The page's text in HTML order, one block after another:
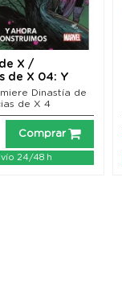
X /
de X 04: Y
Dinastía de
de X 4
Comprar
24/48 h